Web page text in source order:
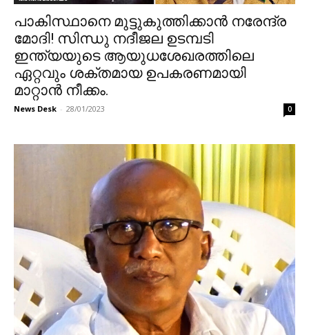
പാകിസ്ഥാനെ മുട്ടുകുത്തിക്കാൻ നരേന്ദ്ര
മോദി! സിന്ധു നദീജല ഉടമ്പടി
ഇന്ത്യയുടെ ആയുധശേഖരത്തിലെ
ഏറ്റവും ശക്തമായ ഉപകരണമായി
മാറ്റാൻ നീക്കം.
News Desk - 28/01/2023 0